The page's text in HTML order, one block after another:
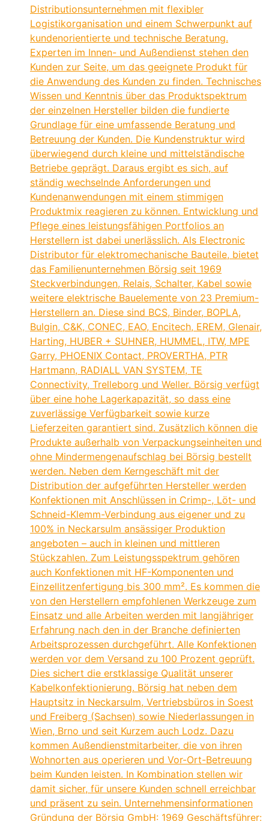
Distributionsunternehmen mit flexibler
Logistikorganisation und einem Schwerpunkt auf
kundenorientierte und technische Beratung.
Experten im Innen- und Außendienst stehen den
Kunden zur Seite, um das geeignete Produkt für
die Anwendung des Kunden zu finden. Technisches
Wissen und Kenntnis über das Produktspektrum
der einzelnen Hersteller bilden die fundierte
Grundlage für eine umfassende Beratung und
Betreuung der Kunden. Die Kundenstruktur wird
überwiegend durch kleine und mittelständische
Betriebe geprägt. Daraus ergibt es sich, auf
ständig wechselnde Anforderungen und
Kundenanwendungen mit einem stimmigen
Produktmix reagieren zu können. Entwicklung und
Pflege eines leistungsfähigen Portfolios an
Herstellern ist dabei unerlässlich. Als Electronic
Distributor für elektromechanische Bauteile, bietet
das Familienunternehmen Börsig seit 1969
Steckverbindungen, Relais, Schalter, Kabel sowie
weitere elektrische Bauelemente von 23 Premium-
Herstellern an. Diese sind BCS, Binder, BOPLA,
Bulgin, C&K, CONEC, EAO, Encitech, EREM, Glenair,
Harting, HUBER + SUHNER, HUMMEL, ITW, MPE
Garry, PHOENIX Contact, PROVERTHA, PTR
Hartmann, RADIALL VAN SYSTEM, TE
Connectivity, Trelleborg und Weller. Börsig verfügt
über eine hohe Lagerkapazität, so dass eine
zuverlässige Verfügbarkeit sowie kurze
Lieferzeiten garantiert sind. Zusätzlich können die
Produkte außerhalb von Verpackungseinheiten und
ohne Mindermengenaufschlag bei Börsig bestellt
werden. Neben dem Kerngeschäft mit der
Distribution der aufgeführten Hersteller werden
Konfektionen mit Anschlüssen in Crimp-, Löt- und
Schneid-Klemm-Verbindung aus eigener und zu
100% in Neckarsulm ansässiger Produktion
angeboten – auch in kleinen und mittleren
Stückzahlen. Zum Leistungsspektrum gehören
auch Konfektionen mit HF-Komponenten und
Einzellitzenfertigung bis 300 mm². Es kommen die
von den Herstellern empfohlenen Werkzeuge zum
Einsatz und alle Arbeiten werden mit langjähriger
Erfahrung nach den in der Branche definierten
Arbeitsprozessen durchgeführt. Alle Konfektionen
werden vor dem Versand zu 100 Prozent geprüft.
Dies sichert die erstklassige Qualität unserer
Kabelkonfektionierung. Börsig hat neben dem
Hauptsitz in Neckarsulm, Vertriebsbüros in Soest
und Freiberg (Sachsen) sowie Niederlassungen in
Wien, Brno und seit Kurzem auch Lodz. Dazu
kommen Außendienstmitarbeiter, die von ihren
Wohnorten aus operieren und Vor-Ort-Betreuung
beim Kunden leisten. In Kombination stellen wir
damit sicher, für unsere Kunden schnell erreichbar
und präsent zu sein. Unternehmensinformationen
Gründung der Börsig GmbH: 1969 Geschäftsführer: